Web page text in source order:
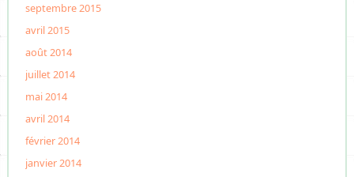
septembre 2015
avril 2015
août 2014
juillet 2014
mai 2014
avril 2014
février 2014
janvier 2014